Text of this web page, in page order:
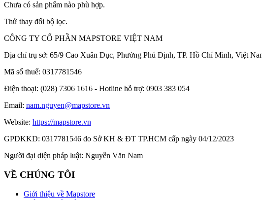
Chưa có sản phẩm nào phù hợp.
Thử thay đổi bộ lọc.
CÔNG TY CỔ PHẦN MAPSTORE VIỆT NAM
Địa chỉ trụ sở: 65/9 Cao Xuân Dục, Phường Phú Định, TP. Hồ Chí Minh, Việt
Mã số thuế: 0317781546
Điện thoại: (028) 7306 1616 - Hotline hỗ trợ: 0903 383 054
Email: nam.nguyen@mapstore.vn
Website: https://mapstore.vn
GPDKKD: 0317781546 do Sở KH & ĐT TP.HCM cấp ngày 04/12/2023
Người đại diện pháp luật: Nguyễn Văn Nam
VỀ CHÚNG TÔI
Giới thiệu về Mapstore